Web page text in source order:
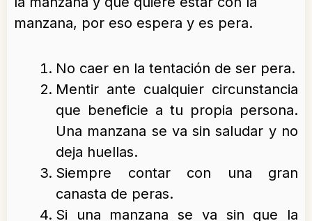
manzana, por eso espera y es pera.
No caer en la tentación de ser pera.
Mentir ante cualquier circunstancia
que beneficie a tu propia persona.
Una manzana se va sin saludar y no
deja huellas.
Siempre contar con una gran
canasta de peras.
Si una manzana se va sin que la